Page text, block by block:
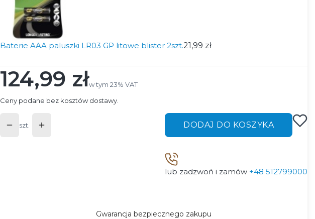
Baterie AAA paluszki LR03 GP litowe blister 2szt.21,99 zł
Cena
124,99 złw tym 23% VAT
w tym 23% VAT
Ceny podane bez kosztów dostawy.
szt. DODAJ DO KOSZYKA
lub zadzwoń i zamów +48 512799000
Gwarancja bezpiecznego zakupu